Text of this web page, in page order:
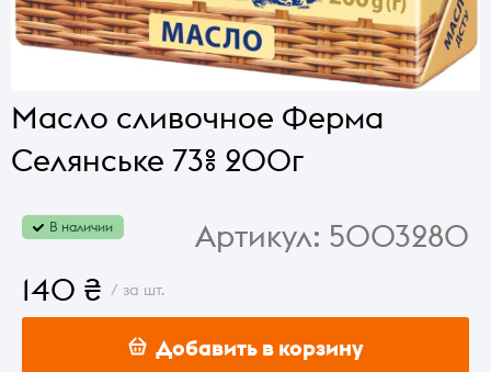
Масло сливочное Ферма
Селянське 73% 200г
В наличии Артикул: 5003280
140 ₴ / за шт.
Добавить в корзину